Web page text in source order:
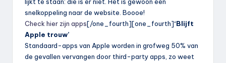
snelkoppeling naar de website. Boooe!
Check hier zijn apps[/one_fourth][one_fourth]‘Blijft
Apple trouw’
Standaard-apps van Apple worden in grofweg 50% van
de gevallen vervangen door third-party apps, zo weet